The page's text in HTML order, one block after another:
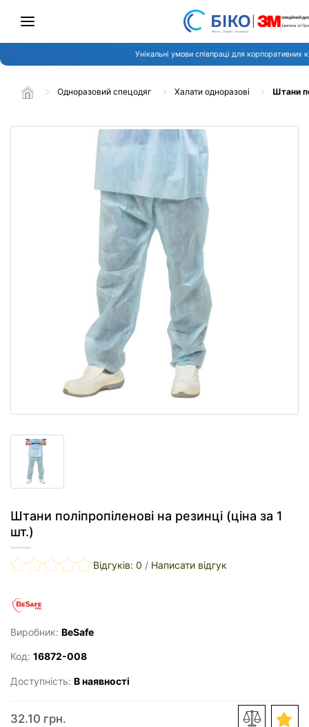
Унікальні умови співпраці для корпоративних
Одноразовий спецодяг Халати одноразові Штани
Штани поліпропіленові на резинці (ціна за 1
шт.)
Відгуків: 0 / Написати відгук
Виробник: BeSafe
Код: 16872-008
Доступність: В наявності
32.10 грн.